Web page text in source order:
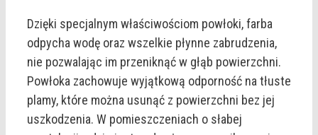
Dzięki specjalnym właściwościom powłoki, farba
odpycha wodę oraz wszelkie płynne zabrudzenia,
nie pozwalając im przeniknąć w głąb powierzchni.
Powłoka zachowuje wyjątkową odporność na tłuste
plamy, które można usunąć z powierzchni bez jej
uszkodzenia. W pomieszczeniach o słabej